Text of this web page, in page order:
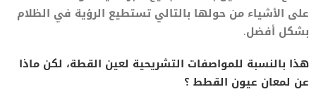
على الأشياء من حولها بالتالي تستطيع الرؤية في الظلام
بشكل أفضل.
هذا بالنسبة للمواصفات التشريحية لعين القطة، لكن ماذا
عن لمعان عيون القطط ؟